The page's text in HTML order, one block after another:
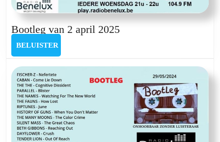
Bootleg van 2 april 2025Bootleg
april
2025
BELUISTER